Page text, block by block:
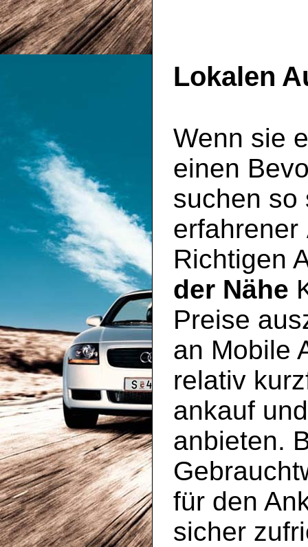
Lokalen
Wenn sie
einen
suchen so
erfahrener
Richtigen
der Nähe
Preise
an Mobile
relativ
ankauf
anbieten.
für den
sicher